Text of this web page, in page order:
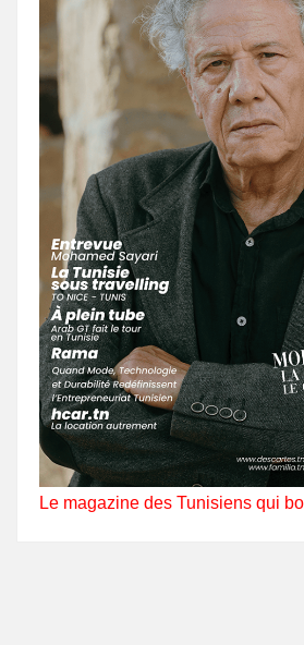
Le magazine des Tunisiens qui